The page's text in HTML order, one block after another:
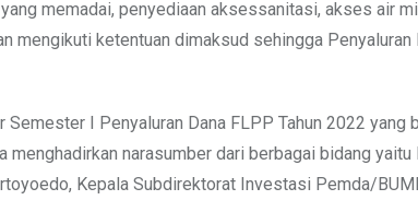
memadai, penyediaan aksessanitasi, akses air
mengikuti ketentuan dimaksud sehingga
Semester I Penyaluran Dana FLPP Tahun 2022
narasumber dari berbagai bidang
Kepala Subdirektorat Investasi Pemda/